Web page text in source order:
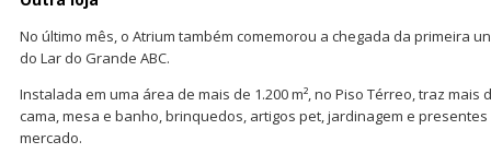
No último mês, o Atrium também comemorou a chegada da primeira
do Lar do Grande ABC.
Instalada em uma área de mais de 1.200 m², no Piso Térreo, traz mais
cama, mesa e banho, brinquedos, artigos pet, jardinagem e
mercado.